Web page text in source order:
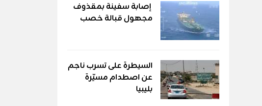
إصابة سفينة بمقذوف
مجهول قبالة خصب
السيطرة على تسرب ناجم
عن اصطدام مسيّرة
بليبيا